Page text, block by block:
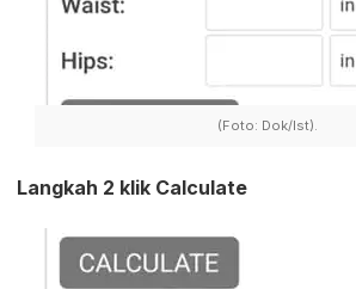
(Foto: Dok/Ist).
Langkah 2 klik Calculate